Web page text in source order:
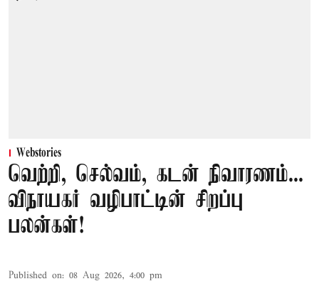
Webstories
வெற்றி, செல்வம், கடன் நிவாரணம்...
விநாயகர் வழிபாட்டின் சிறப்பு
பலன்கள்!
Published on: 08 Aug 2026, 4:00 pm